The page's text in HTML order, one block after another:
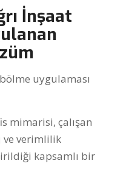
İnşaat
uygulaması
mimarisi, çalışan
verimlilik
kapsamlı bir